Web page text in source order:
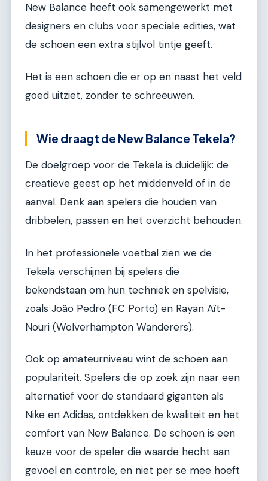
New Balance heeft ook samengewerkt met
designers en clubs voor speciale edities, wat
de schoen een extra stijlvol tintje geeft.
Het is een schoen die er op en naast het veld
goed uitziet, zonder te schreeuwen.
Wie draagt de New Balance Tekela?
De doelgroep voor de Tekela is duidelijk: de
creatieve geest op het middenveld of in de
aanval. Denk aan spelers die houden van
dribbelen, passen en het overzicht behouden.
In het professionele voetbal zien we de
Tekela verschijnen bij spelers die
bekendstaan om hun techniek en spelvisie,
zoals João Pedro (FC Porto) en Rayan Aït-
Nouri (Wolverhampton Wanderers).
Ook op amateurniveau wint de schoen aan
populariteit. Spelers die op zoek zijn naar een
alternatief voor de standaard giganten als
Nike en Adidas, ontdekken de kwaliteit en het
comfort van New Balance. De schoen is een
keuze voor de speler die waarde hecht aan
gevoel en controle, en niet per se mee hoeft